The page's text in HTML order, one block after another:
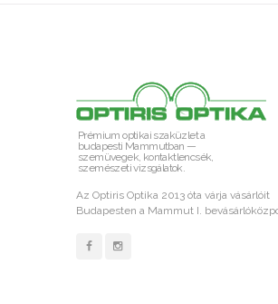
Prémium optikai szaküzlet a
budapesti Mammutban —
szemüvegek, kontaktlencsék,
szemészeti vizsgálatok.
Az Optiris Optika 2013 óta várja vásárlóit
Budapesten a Mammut I.